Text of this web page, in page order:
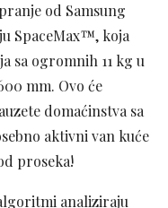
od Samsung
SpaceMax™, koja
sa ogromnih 11 kg u
mm. Ovo će
domaćinstva sa
aktivni van kuće
proseka!
analiziraju